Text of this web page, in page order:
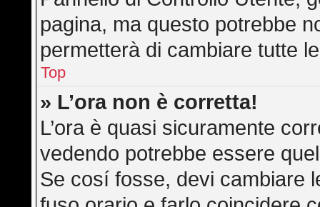
pagina, ma questo potrebbe
permetterà di cambiare tutte
Top
» L’ora non è corretta!
L’ora è quasi sicuramente
vedendo potrebbe essere
Se cosí fosse, devi cambiare